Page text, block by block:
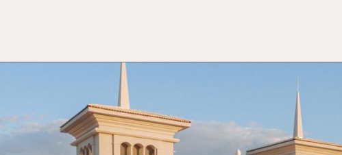
Animalede companie permise (până la 10 kg)